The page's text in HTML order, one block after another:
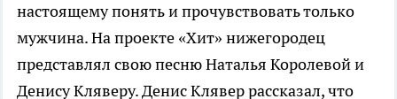
настоящему понять и прочувствовать только
мужчина. На проекте «Хит» нижегородец
представлял свою песню Наталья Королевой и
Денису Кляверу. Денис Клявер рассказал, что